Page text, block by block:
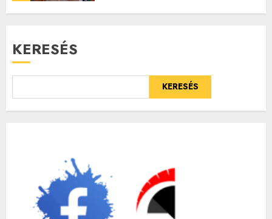
KERESÉS
KERESÉS